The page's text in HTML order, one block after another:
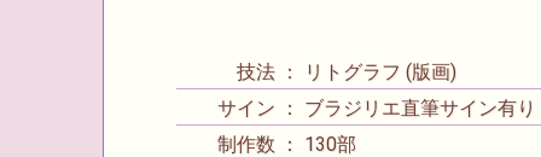
技法 ： リトグラフ (版画)
サイン ： ブラジリエ直筆サイン有り
制作数 ： 130部